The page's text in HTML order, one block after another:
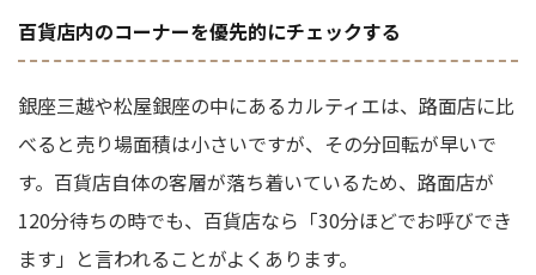
百貨店内のコーナーを優先的にチェックする
銀座三越や松屋銀座の中にあるカルティエは、路面店に比
べると売り場面積は小さいですが、その分回転が早いで
す。百貨店自体の客層が落ち着いているため、路面店が
120分待ちの時でも、百貨店なら「30分ほどでお呼びでき
ます」と言われることがよくあります。